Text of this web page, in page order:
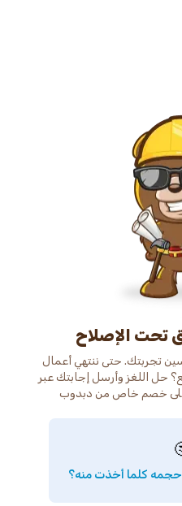
تجربتك. حتى ننتهي أعمال
حل اللغز وأرسل إجابتك عبر
حجمه كلما أخذت منه؟